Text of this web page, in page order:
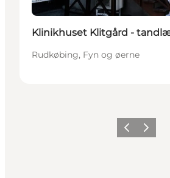
Klinikhuset Klitgård -
Rudkøbing, Fyn og øerne
ForrigeNæste